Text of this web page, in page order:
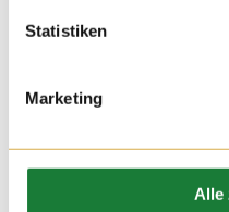
Statistiken
Marketing
Alle